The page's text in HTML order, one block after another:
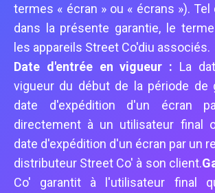
termes « écran » ou « écrans »).
dans la présente garantie, le
les appareils Street Co'diu associés.
Date d'entrée en vigueur : La
vigueur du début de la période de
date d'expédition d'un écran
directement à un utilisateur final
date d'expédition d'un écran par un
distributeur Street Co' à son client.
Co' garantit à l'utilisateur final